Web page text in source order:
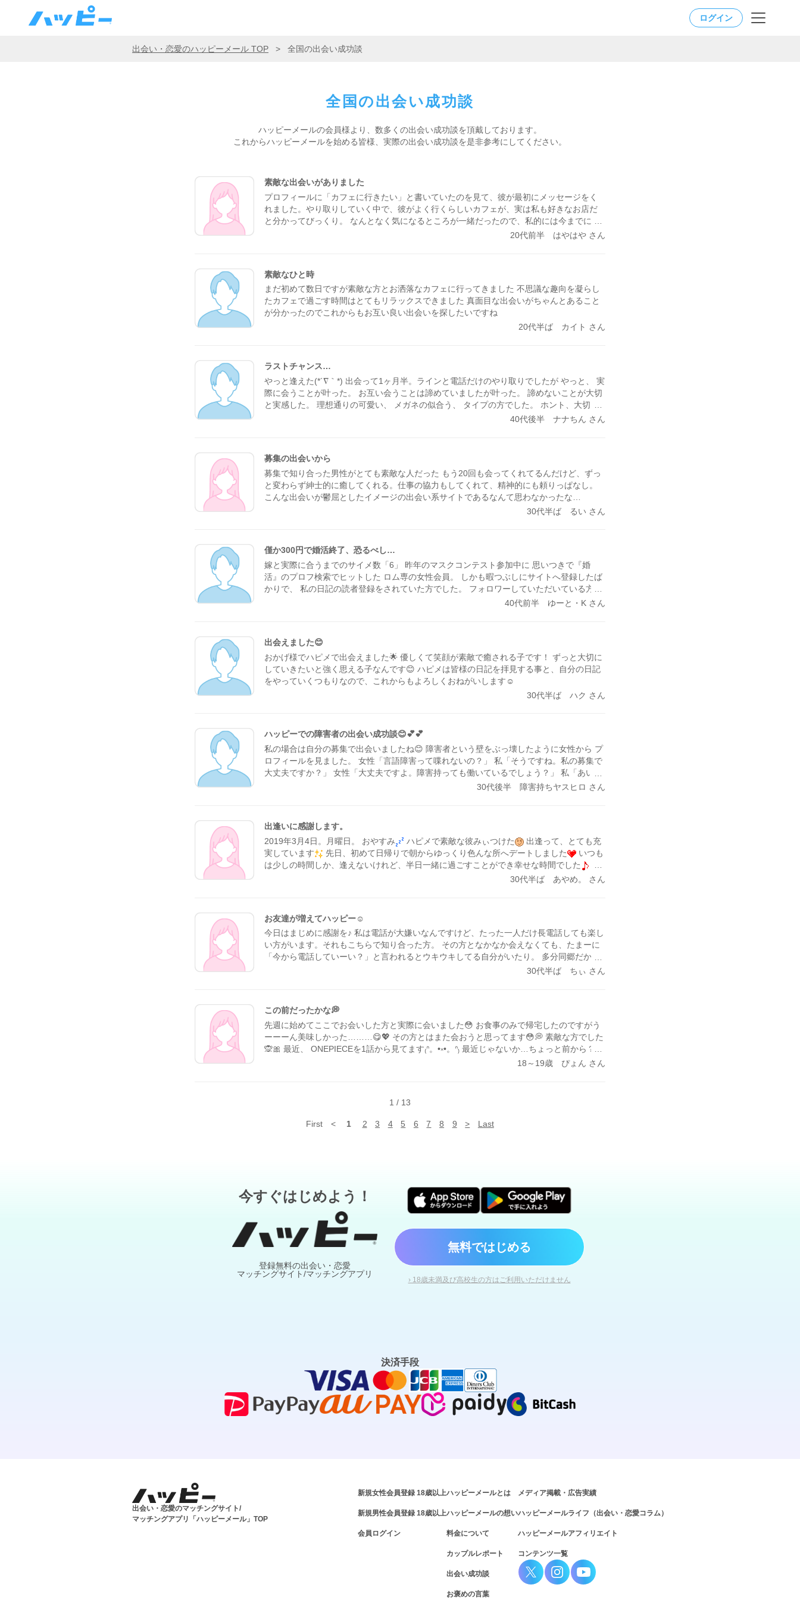
ログイン
出会い・恋愛のハッピーメール TOP > 全国の出会い成功談
全国の出会い成功談
ハッピーメールの会員様より、 数多くの出会い成功談を頂戴しております。
これからハッピーメールを始める皆様、 実際の出会い成功談を是非参考にしてください。
素敵な出会いがありました
プロフィールに「カフェに行きたい」と書いていたのを見て、彼が最初にメッセージをく
れました。やり取りしていく中で、彼がよく行くらしいカフェが、実は私も好きなお店だ
と分かってびっくり。 なんとなく気になるところが一緒だったので、私的には今までにな
くメッセージが盛り上がり嬉しかったです。 カフェに誘ってもらい、実際にお会いすると
みたら、思わずドキドキしました。 成功談でいいのか…まだどうなるかはわからないけ
ど、出会えてよかったと思える人になりました。
20代前半 はやはや さん
素敵なひと時
まだ初めて数日ですが素敵な方とお洒落なカフェに行ってきました 不思議な趣向を凝らし
たカフェで過ごす時間はとてもリラックスできました 真面目な出会いがちゃんとあること
が分かったのでこれからもお互い良い出会いを探したいですね
20代半ば カイト さん
ラストチャンス…
やっと逢えた(*´∇｀*) 出会って1ヶ月半。ラインと電話だけのやり取りでしたが やっと、 実
際に会うことが叶った。 お互い会うことは諦めていましたが叶った。 諦めないことが大切
と実感した。 理想通りの可愛い、 メガネの似合う、 タイプの方でした。 ホント、大切に
したいと思った。 また会う約束もできた。 こんな僕と… ありがとう(*´∇｀*)40代後半 ナナちん さん
募集の出会いから
募集で知り合った男性がとても素敵な人だった もう20回も会ってくれてるんだけど、ずっ
と変わらず紳士的に癒してくれる。仕事の協力もしてくれて、精神的にも頼りっぱなし。
こんな出会いが鬱屈としたイメージの出会い系サイトであるなんて思わなかったな…
30代半ば るい さん
僅か300円で婚活終了、恐るべし…
嫁と実際に合うまでのサイメ数「6」 昨年のマスクコンテスト参加中に 思いつきで『婚
活』のプロフ検索でヒットした ロム専の女性会員。 しかも暇つぶしにサイトへ登録したば
かりで、 私の日記の読者登録をされていた方でした。 フォロワーしていただいている方々
を 全く確認していなかったので 全然気が付いてませんでしたが💦 1月末に会って、 2月か
る人に限る』 …とか言いつつ、 日記友達の根回しのおかげなんでしょうが(笑)
40代前半 ゆーと・K さん
出会えました😊
おかげ様でハピメで出会えました🌟 優しくて笑顔が素敵で癒される子です！ ずっと大切に
していきたいと強く思える子なんです😊 ハピメは皆様の日記を拝見する事と、自分の日記
をやっていくつもりなので、これからもよろしくおねがいします☺️
30代半ば ハク さん
ハッピーでの障害者の出会い成功談😊💕💕
私の場合は自分の募集で出会いましたね😊 障害者という壁をぶっ壊したように女性から プ
ロフィールを見ました。 女性「言語障害って喋れないの？」 私「そうですね。私の募集で
大丈夫ですか？」 女性「大丈夫ですよ。障害持っても働いているでしょう？」 私「あい、
働いていますよ。」 女性「それに喋れないだけで身体とか歩けるんだよね？」 私「大丈夫
それから1週間ぐらいで足跡で見て見られていたよ。 私が何となく申し訳ないと気持ちにな
ってメールをした。 その時は映画館で待っていて、映画が終わったら会おうとメールをし
たら、会いましょうとメールが返信が来たよ。 その時に時間を間違えてしまい、印象を悪
くなったけど女性はそれでも会っていい出会いをしました。 でも、会えたのは女性の優し
い方・気遣い・信頼関係できる女性でした！ これは出来ないことです。待つとかあえない
でしょうね。だけど、待ってくれた。本当に本気ですごい方ですよ。 本当に会いたいなと
く会えるではと思います。 私は障害者だけど、普通の男ですよ。 それを差別するのは嫌い
かな😊 まぁ、苦手な人もいるでしょうけどね。 いつも日記見ていただいてありがとうござ
います。 (b｀>▽<´)-bイエーイ☆゛ アディオス!!( -`ω-)b💕
30代後半 障害持ちヤスヒロ さん
出逢いに感謝します。
2019年3月4日。月曜日。 おやすみ
ハピメで素敵な彼みぃつけた
出逢って、とても充
実しています
先日、初めて日帰りで朝からゆっくり色んな所へデートしました
いつも
は少しの時間しか、逢えないけれど、半日一緒に過ごすことができ幸せな時間でした
用事のあとにボウリング2ゲームしま
うに鍛えて上達を見てほしいと思います
イコロがゾロ目がでたら景品
30代半ば あやめ。 さん
お友達が増えてハッピー☺️
今日はまじめに感謝を♪ 私は電話が大嫌いなんですけど、たった一人だけ長電話しても楽し
い方がいます。それもこちらで知り合った方。 その方となかなか会えなくても、たまーに
「今から電話していーい？」と言われるとウキウキしてる自分がいたり。 多分同郷だから
落ち着くんでしょうね。 会話のキャッチボールが本当に楽しい。 色々な職業の方とここで
ます。 仲良くして下さってる皆様からは仕事の話や楽しい話が出来てすごく勉強になる。
これからもどうぞ仲良くしてやってくださいな☺️
30代半ば ちぃ さん
この前だったかな💭
先週に始めてここでお会いした方と実際に会いました😳 お食事のみで帰宅したのですがう
ーーーん美味しかった………😋💖 その方とはまた会おうと思ってます😳💭 素敵な方でした
🙊🎀 最近、 ONEPIECEを1話から見てます₍ᐢ。•༝•。ᐢ₎ 最近じゃないか…ちょっと前から？で
すね笑 昨日エースが亡くなってしまう回を見て幼少期の回想を見て……ボロ泣きです😢笑
18～19歳 ぴょん さん
1 / 13
First < 1 2 3 4 5 6 7 8 9 > Last
今すぐはじめよう！
登録無料の出会い・恋愛
マッチングサイト/マッチングアプリ
無料ではじめる
› 18歳未満及び高校生の方はご利用いただけません
決済手段
出会い・恋愛のマッチングサイト/
マッチングアプリ「ハッピーメール」TOP
新規女性会員登録 18歳以上
新規男性会員登録 18歳以上
会員ログイン
ハッピーメールとは
ハッピーメールの想い
料金について
カップルレポート
出会い成功談
お褒めの言葉
メディア掲載・広告実績
ハッピーメールライフ（出会い・恋愛コラム）
ハッピーメールアフィリエイト
コンテンツ一覧